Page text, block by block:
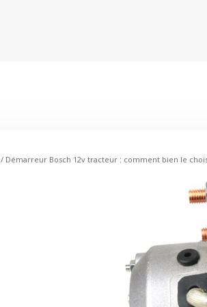
/ Démarreur Bosch 12v tracteur : comment bien le